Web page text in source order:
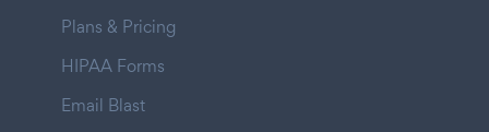
Plans & Pricing
HIPAA Forms
Email Blast